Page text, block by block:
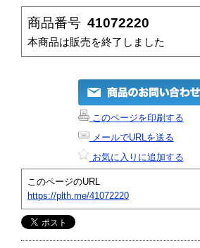
商品番号 41072220
本商品は販売を終了しました
このページを印刷する
メールでURLを送る
お気に入りに追加する
このページのURL
https://plth.me/41072220